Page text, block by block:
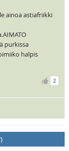
ainoa astiafriikki
purkissa
halpis
2